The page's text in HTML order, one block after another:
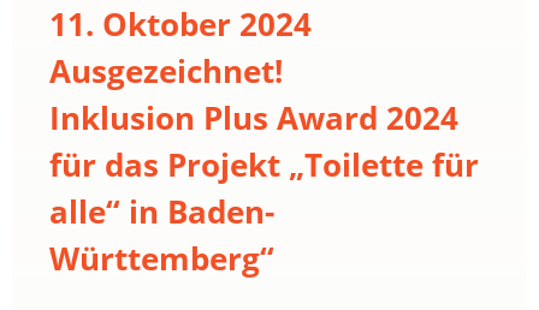
11. Oktober 2024
Ausgezeichnet!
Inklusion Plus Award 2024
für das Projekt „Toilette für
alle“ in Baden-
Württemberg“